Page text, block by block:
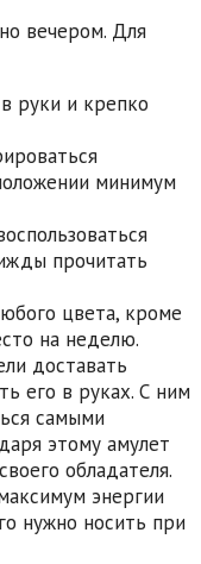
вечером. Для
руки и крепко
минимум
прочитать
цвета, кроме
на неделю.
доставать
его в руках. С ним
самыми
этому амулет
обладателя.
энергии
нужно носить при